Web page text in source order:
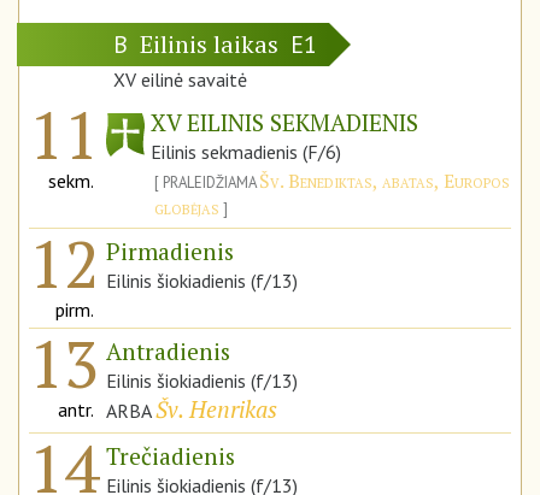
B Eilinis laikas E1
XV eilinė savaitė
11
sekm.
XV EILINIS SEKMADIENIS
Eilinis sekmadienis (F/6)
PRALEIDŽIAMAŠv. Benediktas, abatas, Europos
globėjas
12
pirm.
Pirmadienis
Eilinis šiokiadienis (f/13)
13
antr.
Antradienis
Eilinis šiokiadienis (f/13)
ARBAŠv. Henrikas
14 Trečiadienis
Eilinis šiokiadienis (f/13)